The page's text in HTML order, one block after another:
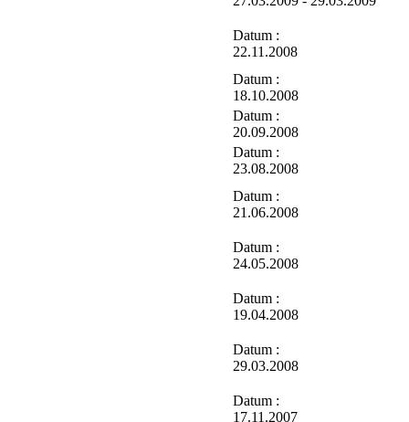
Datum :
22.11.2008
Datum :
18.10.2008
Datum :
20.09.2008
Datum :
23.08.2008
Datum :
21.06.2008
Datum :
24.05.2008
Datum :
19.04.2008
Datum :
29.03.2008
Datum :
17.11.2007